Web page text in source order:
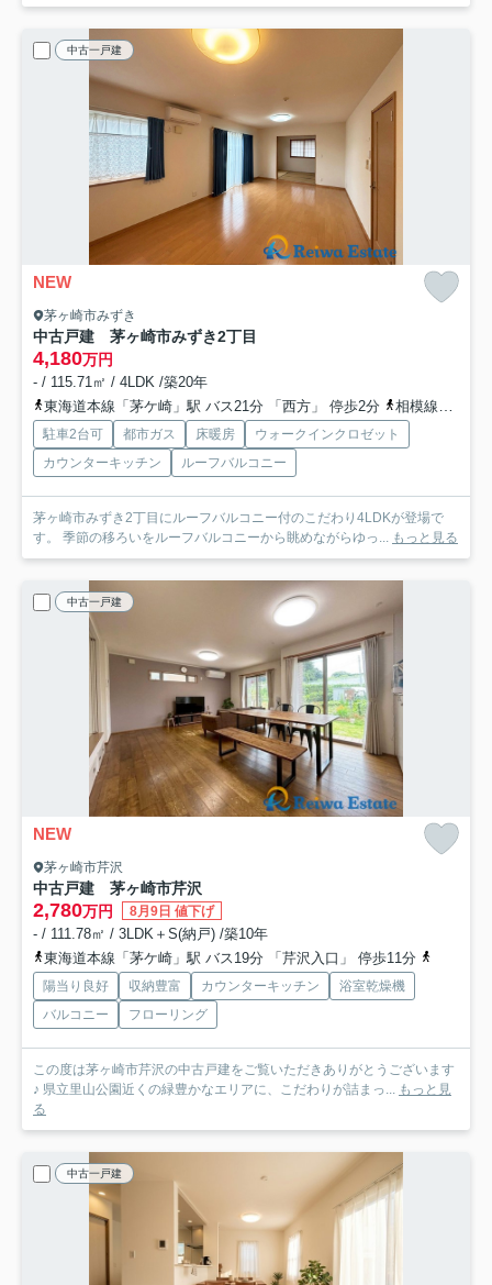
中古一戸建
NEW
茅ヶ崎市みずき
中古戸建 茅ヶ崎市みずき2丁目
4,180万円
- / 115.71㎡ / 4LDK /築20年
東海道本線「茅ケ崎」駅 バス21分 「西方」 停歩2分
相模線「香川」駅 バス2分 「西方」 停歩2分
駐車2台可 都市ガス 床暖房
ウォークインクロゼット
カウンターキッチン
ルーフバルコニー
茅ヶ崎市みずき2丁目にルーフバルコニー付のこだわり4LDKが登場で
す。 季節の移ろいをルーフバルコニーから眺めながらゆっ... もっと見る
中古一戸建
NEW
茅ヶ崎市芹沢
中古戸建 茅ヶ崎市芹沢
2,780万円 8月9日 値下げ
- / 111.78㎡ / 3LDK＋S(納戸) /築10年
東海道本線「茅ケ崎」駅 バス19分 「芹沢入口」 停歩11分
陽当り良好 収納豊富 カウンターキッチン
浴室乾燥機
バルコニー
フローリング
この度は茅ヶ崎市芹沢の中古戸建をご覧いただきありがとうございます
♪ 県立里山公園近くの緑豊かなエリアに、こだわりが詰まっ... もっと見
る
中古一戸建